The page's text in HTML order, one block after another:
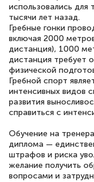
использовались
тысячи лет назад.
Гребные гонки
включая 2000
дистанция), 1000
дистанция требует
физической
Гребной спорт
интенсивных видов
развития
справиться с
Обучение на
диплома —
штрафов и риска
желание получить
вопросами и